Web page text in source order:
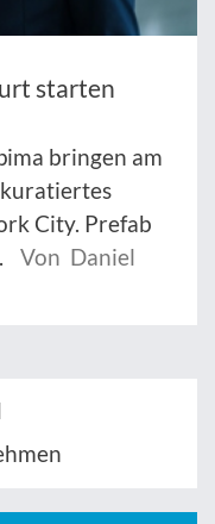
starten
bringen am
City. Prefab
Von Daniel